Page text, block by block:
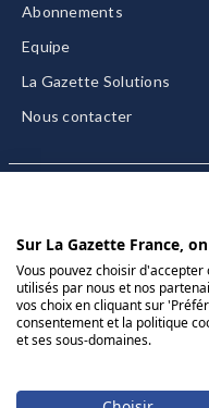
Abonnements
Equipe
La Gazette Solutions
Nous contacter
CGU/CGV
Données personnelles
Charte sur les cookies
© 2026 La Gazette France
Sur La Gazette France,
Vous pouvez choisir
utilisés par nous et nos
vos choix en cliquant sur
consentement et la politique
et ses sous-domaines.